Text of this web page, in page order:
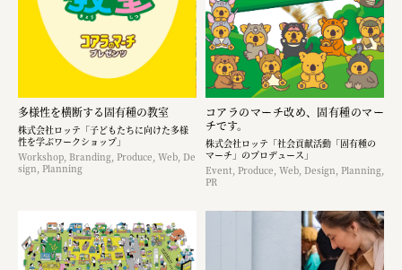
多様性を横断する固有種の教室
株式会社ロッテ「子どもたちに向けた多様
性を学ぶワークショップ」
Workshop, Branding, Produce, Web, De
sign, Planning
コアラのマーチ改め、固有種のマー
チです。
株式会社ロッテ「社会貢献活動「固有種の
マーチ」のプロデュース」
Event, Produce, Web, Design, Planning,
PR